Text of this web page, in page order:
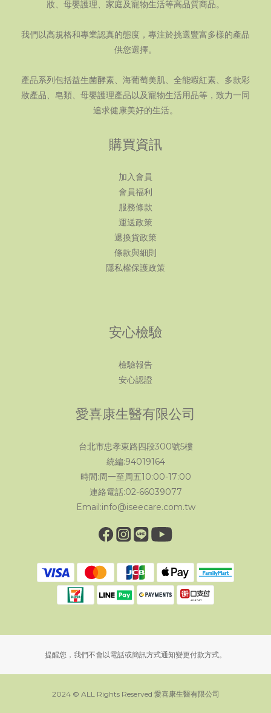
妝、母嬰護理、家庭及寵物生活等高品質商品。
我們以高規格和專業認真的態度，專注於挑選豐富多樣的產品
供您選擇。
產品系列包括益生菌酵素、海葡萄美肌、全能蝦紅素、多款彩
妝產品、皂類、母嬰護理產品以及寵物生活用品等，致力一同
追求健康美好的生活。
購買資訊
加入會員
會員福利
服務條款
運送政策
退換貨政策
條款與細則
隱私權保護政策
安心檢驗
檢驗報告
安心認證
愛喜康生醫有限公司
台北市忠孝東路四段300號5樓
統編:94019164
時間:周一至周五10:00-17:00
連絡電話:02-66039077
Email:info@iseecare.com.tw
提醒您，我們不會以電話或簡訊方式通知變更付款方式。
2024 © ALL Rights Reserved 愛喜康生醫有限公司